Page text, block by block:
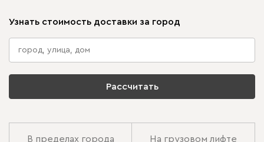
Узнать стоимость доставки за город
Рассчитать
В пределах города На грузовом лифте